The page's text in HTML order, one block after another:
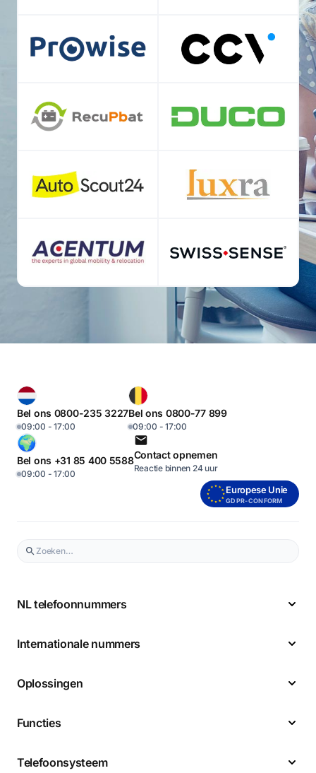
Bel ons 0800-235 3227
09:00 - 17:00
Bel ons 0800-77 899
09:00 - 17:00
Bel ons +31 85 400 5588
09:00 - 17:00
Contact opnemen
Reactie binnen 24 uur
Europese Unie
GDPR-CONFORM
NL telefoonnummers
Internationale nummers
Oplossingen
Functies
Telefoonsysteem